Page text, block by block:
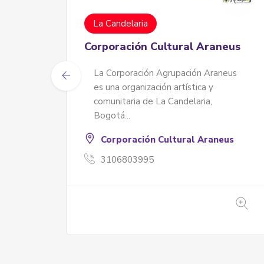
MBM Muestras del barrio para el
mundo
profesionales para artistas enfocada
en crear planes de trabajo sólidos y
potenciar modelos de negocio.
Brindamos cursos, asesorías
3002104444